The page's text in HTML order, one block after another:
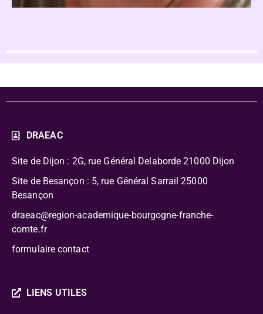
DRAEAC
Site de Dijon : 2G, rue Général Delaborde 21000 Dijon
Site de Besançon : 5, rue Général Sarrail 25000
Besançon
draeac@region-academique-bourgogne-franche-
comte.fr
formulaire contact
LIENS UTILES